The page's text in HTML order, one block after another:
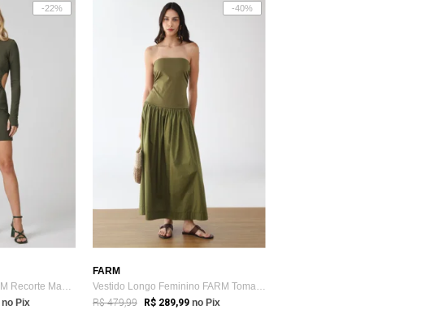
-22%
Vestido Feminino FARM Recorte Manga Longa Verde
no Pix
-40%
FARM
Vestido Longo Feminino FARM Tomara que Caia Verde
R$ 479,99 R$ 289,99 no Pix